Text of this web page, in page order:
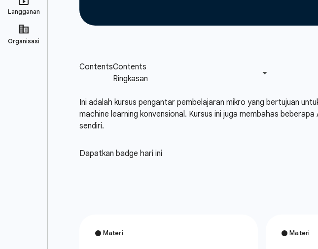
Ini adalah kursus pengantar pembelajaran mikro yang bertujuan
machine learning konvensional. Kursus ini juga membahas
sendiri.
Dapatkan badge hari ini